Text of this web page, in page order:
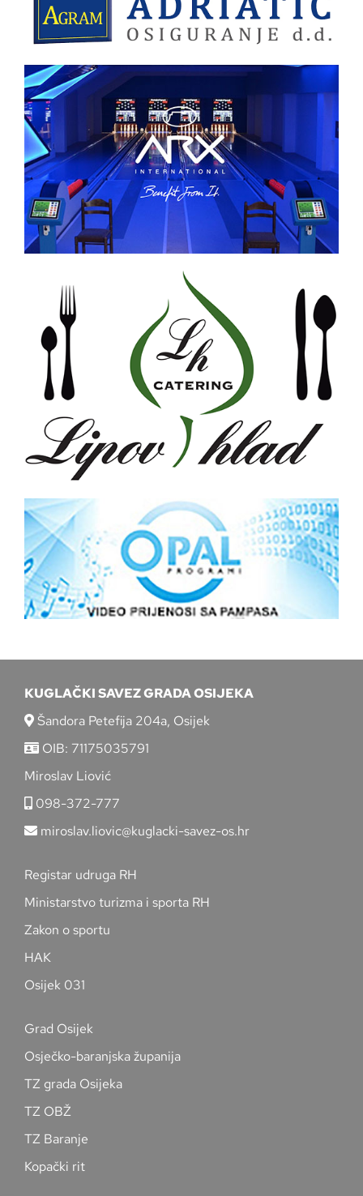
KUGLAČKI SAVEZ GRADA OSIJEKA
Šandora Petefija 204a, Osijek
OIB: 71175035791
Miroslav Liović
098-372-777
miroslav.liovic@kuglacki-savez-os.hr
Registar udruga RH
Ministarstvo turizma i sporta RH
Zakon o sportu
HAK
Osijek 031
Grad Osijek
Osječko-baranjska županija
TZ grada Osijeka
TZ OBŽ
TZ Baranje
Kopački rit